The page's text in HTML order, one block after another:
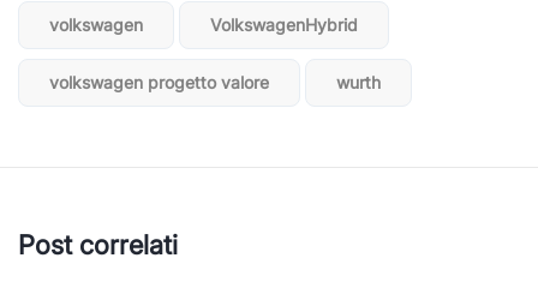
volkswagen VolkswagenHybrid
volkswagen progetto valore wurth
Post correlati